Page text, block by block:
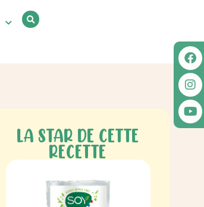
LA STAR DE CETTE
RECETTE